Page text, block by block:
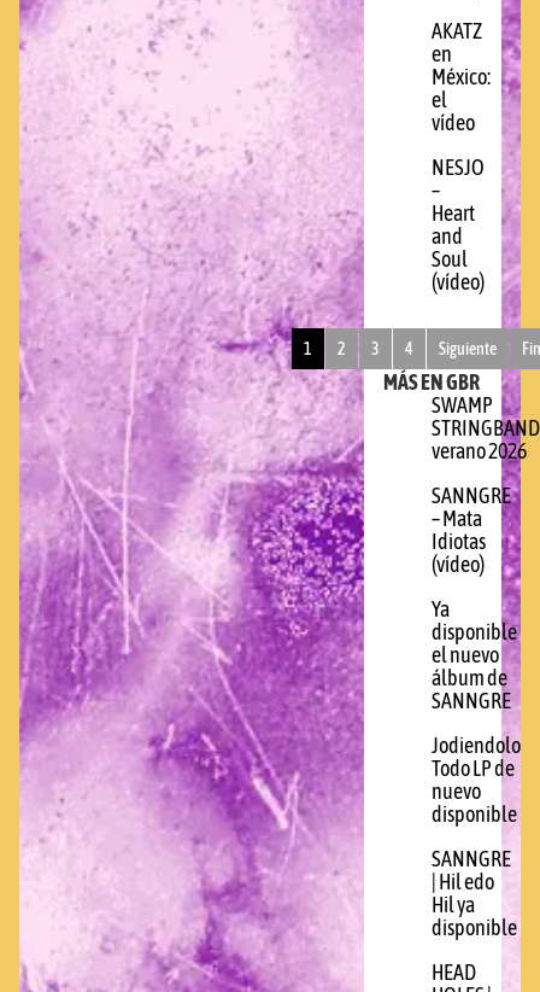
AKATZ
en
México:
el
vídeo
NESJO
–
Heart
and
Soul
(vídeo)
1 2 3 4 Siguiente
MÁS EN GBR
SWAMP
STRINGBAND
verano 2026
SANNGRE
– Mata
Idiotas
(vídeo)
Ya
disponible
el nuevo
álbum de
SANNGRE
Jodiendolo
Todo LP de
nuevo
disponible
SANNGRE
| Hil edo
Hil ya
disponible
HEAD